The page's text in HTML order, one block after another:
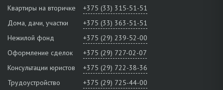
Квартиры на вторичке
+375 (33) 315-51-51
Дома, дачи, участки
+375 (33) 363-51-51
Нежилой фонд
+375 (29) 239-52-00
Оформление сделок
+375 (29) 727-02-07
Консультации юристов
+375 (29) 722-38-36
Трудоустройство
+375 (29) 725-44-00